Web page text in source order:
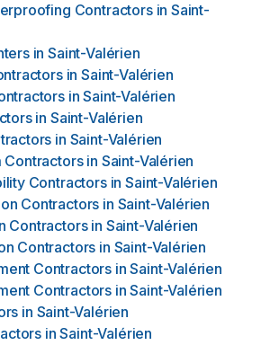
Contractors in Saint-
in Saint-Valérien
in Saint-Valérien
in Saint-Valérien
in Saint-Valérien
in Saint-Valérien
Contractors in Saint-Valérien
Contractors in Saint-Valérien
Contractors in Saint-Valérien
Contractors in Saint-Valérien
Contractors in Saint-Valérien
Contractors in Saint-Valérien
Contractors in Saint-Valérien
in Saint-Valérien
in Saint-Valérien